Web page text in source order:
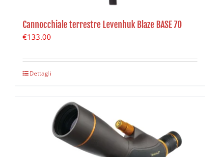
Cannocchiale terrestre Levenhuk Blaze BASE 70
€133.00
Dettagli